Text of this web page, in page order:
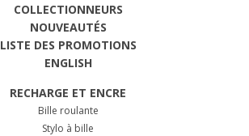
COLLECTIONNEURS
NOUVEAUTÉS
LISTE DES PROMOTIONS
ENGLISH
RECHARGE ET ENCRE
Bille roulante
Stylo à bille